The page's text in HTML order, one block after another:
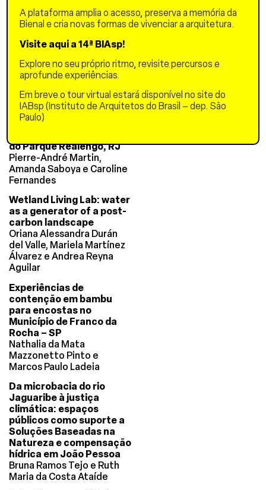
inclusão social,
contribuindo para uma
agenda ampla de inovação
em infraestrutura
ecológica sensível ao
território.
Apresentações:
Sustentabilidade urbana:
mapeando conexões
do Parque Realengo, RJ
Pierre-André Martin,
Amanda Saboya e Caroline
Fernandes
Wetland Living Lab: water
as a generator of a post-
carbon landscape
Oriana Alessandra Durán
del Valle, Mariela Martínez
Álvarez e Andrea Reyna
Aguilar
Experiências de
contenção em bambu
para encostas no
Município de Franco da
Rocha – SP
Nathalia da Mata
Mazzonetto Pinto e
Marcos Paulo Ladeia
Da microbacia do rio
Jaguaribe à justiça
climática: espaços
públicos como suporte a
Soluções Baseadas na
Natureza e compensação
hídrica em João Pessoa
Bruna Ramos Tejo e Ruth
Maria da Costa Ataíde
A plataforma amplia o acesso, preserva a memória da
Bienal e cria novas formas de vivenciar a arquitetura.
Visite aqui a 14ª BIAsp!
Explore no seu próprio ritmo, revisite percursos e
aprofunde experiências.
Em breve o tour virtual estará disponível no site do
IABsp (Instituto de Arquitetos do Brasil – dep. São
Paulo)